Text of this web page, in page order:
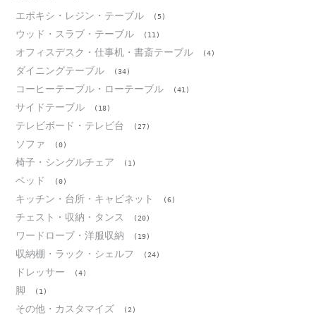
エポキシ・レジン・テーブル (5)
ウッド・スラブ・テーブル (11)
オフィスデスク・仕事机・書斎テーブル (4)
ダイニングテーブル (34)
コーヒーテーブル・ローテーブル (41)
サイドテーブル (18)
テレビボード・テレビ台 (27)
ソファ (0)
椅子・シングルチェア (1)
ベッド (0)
キッチン・台所・キャビネット (6)
チェスト・収納・タンス (20)
ワードローブ・洋服収納 (19)
収納棚・ラック・シェルフ (24)
ドレッサー (4)
脚 (1)
その他・カスタマイズ (2)